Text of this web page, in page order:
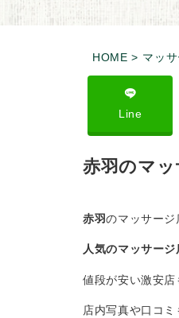
HOME > マッ
Line
赤羽のマ
赤羽のマッサージ
人気のマッサージ
値段が安い激安店
店内写真や口コ